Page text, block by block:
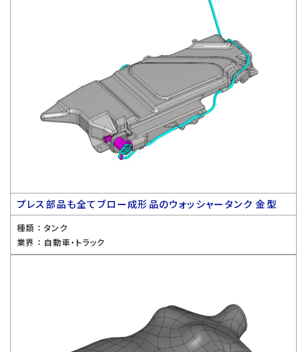
プレス部品も全てブロー成形品のウォッシャータンク 金型
種類 ： タンク
業界 ： 自動車・トラック